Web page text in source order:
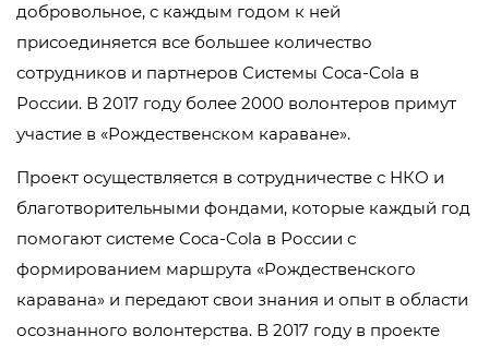
добровольное, с каждым годом к ней
присоединяется все большее количество
сотрудников и партнеров Системы Coca-Cola в
России. В 2017 году более 2000 волонтеров примут
участие в «Рождественском караване».
Проект осуществляется в сотрудничестве с НКО и
благотворительными фондами, которые каждый год
помогают системе Coca-Cola в России с
формированием маршрута «Рождественского
каравана» и передают свои знания и опыт в области
осознанного волонтерства. В 2017 году в проекте